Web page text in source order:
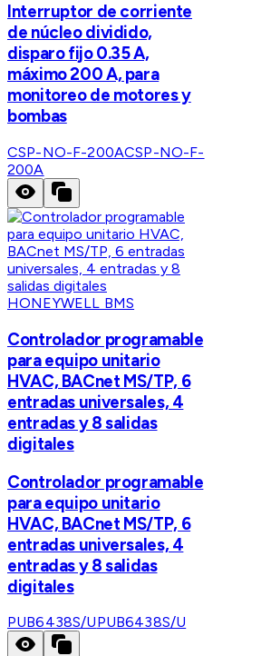
Interruptor de corriente
de núcleo dividido,
disparo fijo 0.35 A,
máximo 200 A, para
monitoreo de motores y
bombas
CSP-NO-F-200ACSP-NO-F-
200A
HONEYWELL BMS
Controlador programable
para equipo unitario
HVAC, BACnet MS/TP, 6
entradas universales, 4
entradas y 8 salidas
digitales
Controlador programable
para equipo unitario
HVAC, BACnet MS/TP, 6
entradas universales, 4
entradas y 8 salidas
digitales
PUB6438S/UPUB6438S/U